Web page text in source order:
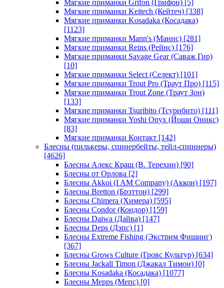
Мягкие приманки Grifon (Грифон) [5]
Мягкие приманки Keitech (Кейтеч) [338]
Мягкие приманки Kosadaka (Косадака)
[1123]
Мягкие приманки Mann's (Маннс) [281]
Мягкие приманки Reins (Рейнс) [176]
Мягкие приманки Savage Gear (Саваж Гир)
[10]
Мягкие приманки Select (Селект) [101]
Мягкие приманки Trout Pro (Траут Про) [115]
Мягкие приманки Trout Zone (Траут Зон)
[133]
Мягкие приманки Tsuribito (Тсурибито) [111]
Мягкие приманки Yoshi Onyx (Йоши Оникс)
[83]
Мягкие приманки Контакт [142]
Блесны (пилькеры, спинербейты, тейл-спиннеры)
[4626]
Блесны Алекс Краш (В. Терехин) [90]
Блесны от Орлова [2]
Блесны Akkoi (I AM Company) (Аккои) [197]
Блесны Bretton (Брэттон) [299]
Блесны Chimera (Химера) [595]
Блесны Condor (Кондор) [159]
Блесны Daiwa (Дайва) [147]
Блесны Deps (Дэпс) [1]
Блесны Extreme Fishing (Экстрим Фишинг)
[367]
Блесны Grows Culture (Гровс Культур) [634]
Блесны Jackall Timon (Джакал Тимон) [0]
Блесны Kosadaka (Косадака) [1077]
Блесны Mepps (Мепс) [0]